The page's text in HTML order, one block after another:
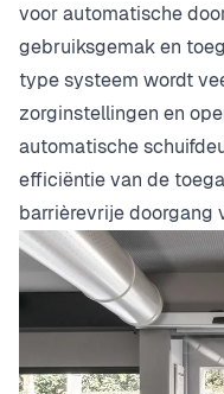
voor automatische
gebruiksgemak en
type systeem wordt
zorginstellingen en
automatische
efficiëntie van de
barrièrevrije doorgang